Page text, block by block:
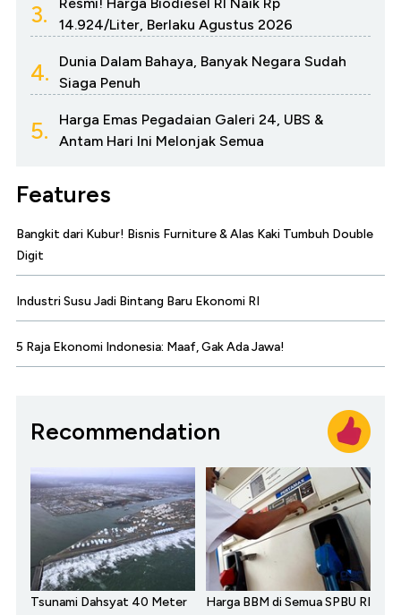
3.
14.924/Liter, Berlaku Agustus 2026
4.
Dunia Dalam Bahaya, Banyak Negara Sudah
Siaga Penuh
5.
Harga Emas Pegadaian Galeri 24, UBS &
Antam Hari Ini Melonjak Semua
Features
Bangkit dari Kubur! Bisnis Furniture & Alas Kaki Tumbuh Double
Digit
Industri Susu Jadi Bintang Baru Ekonomi RI
5 Raja Ekonomi Indonesia: Maaf, Gak Ada Jawa!
Recommendation
Tsunami Dahsyat 40 Meter
Harga BBM di Semua SPBU RI